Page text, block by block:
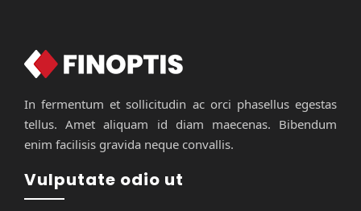
In fermentum et sollicitudin ac orci phasellus egestas
tellus. Amet aliquam id diam maecenas. Bibendum
enim facilisis gravida neque convallis.
Vulputate odio ut